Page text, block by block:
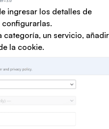
ingresar los detalles de
.
categoría, un servicio, añadir
la cookie.